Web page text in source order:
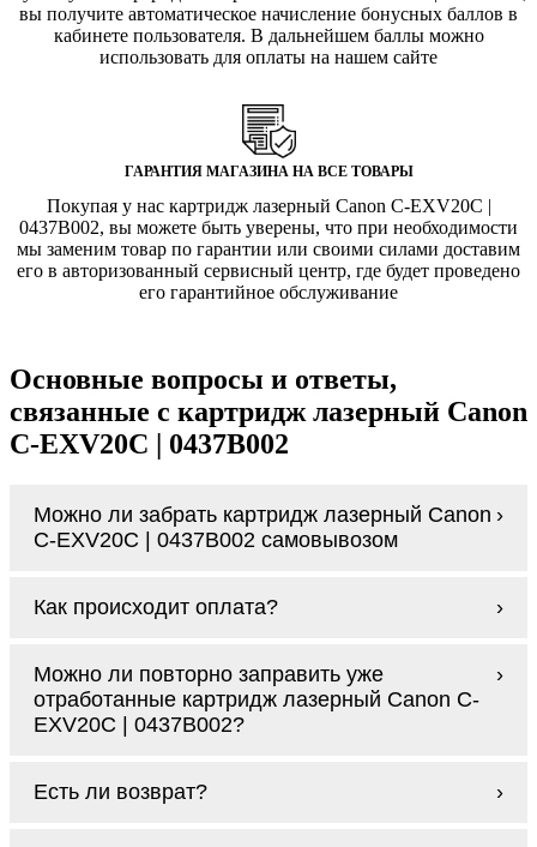
вы получите автоматическое начисление бонусных баллов в
кабинете пользователя. В дальнейшем баллы можно
использовать для оплаты на нашем сайте
ГАРАНТИЯ МАГАЗИНА НА ВСЕ ТОВАРЫ
Покупая у нас картридж лазерный Canon C-EXV20C |
0437B002, вы можете быть уверены, что при необходимости
мы заменим товар по гарантии или своими силами доставим
его в авторизованный сервисный центр, где будет проведено
его гарантийное обслуживание
Основные вопросы и ответы,
связанные с картридж лазерный Canon
C-EXV20C | 0437B002
Можно ли забрать картридж лазерный Canon
C-EXV20C | 0437B002 самовывозом
доставим заказ и сделаем это бесплатно
доставляем Вам картридж лазерный Canon
C-EXV20C | 0437B002
Как происходит оплата?
EXV20C | 0437B002 наличными курьеру при
получении заказа.
Можно ли повторно заправить уже
отработанные картридж лазерный Canon C-
EXV20C | 0437B002?
процесс проще, в случае с оригиналами
Есть ли возврат?